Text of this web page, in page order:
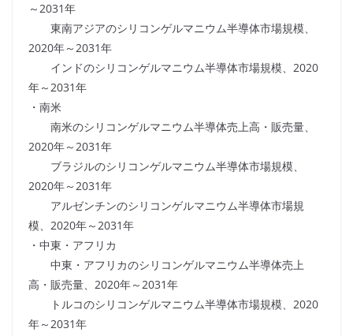
～2031年
東南アジアのシリコンゲルマニウム半導体市場規模、
2020年～2031年
インドのシリコンゲルマニウム半導体市場規模、2020
年～2031年
・南米
南米のシリコンゲルマニウム半導体売上高・販売量、
2020年～2031年
ブラジルのシリコンゲルマニウム半導体市場規模、
2020年～2031年
アルゼンチンのシリコンゲルマニウム半導体市場規
模、2020年～2031年
・中東・アフリカ
中東・アフリカのシリコンゲルマニウム半導体売上
高・販売量、2020年～2031年
トルコのシリコンゲルマニウム半導体市場規模、2020
年～2031年